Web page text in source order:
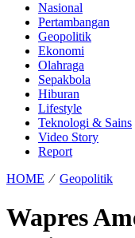
Nasional
Pertambangan
Geopolitik
Ekonomi
Olahraga
Sepakbola
Hiburan
Lifestyle
Teknologi & Sains
Video Story
Report
HOME ⁄ Geopolitik
Wapres